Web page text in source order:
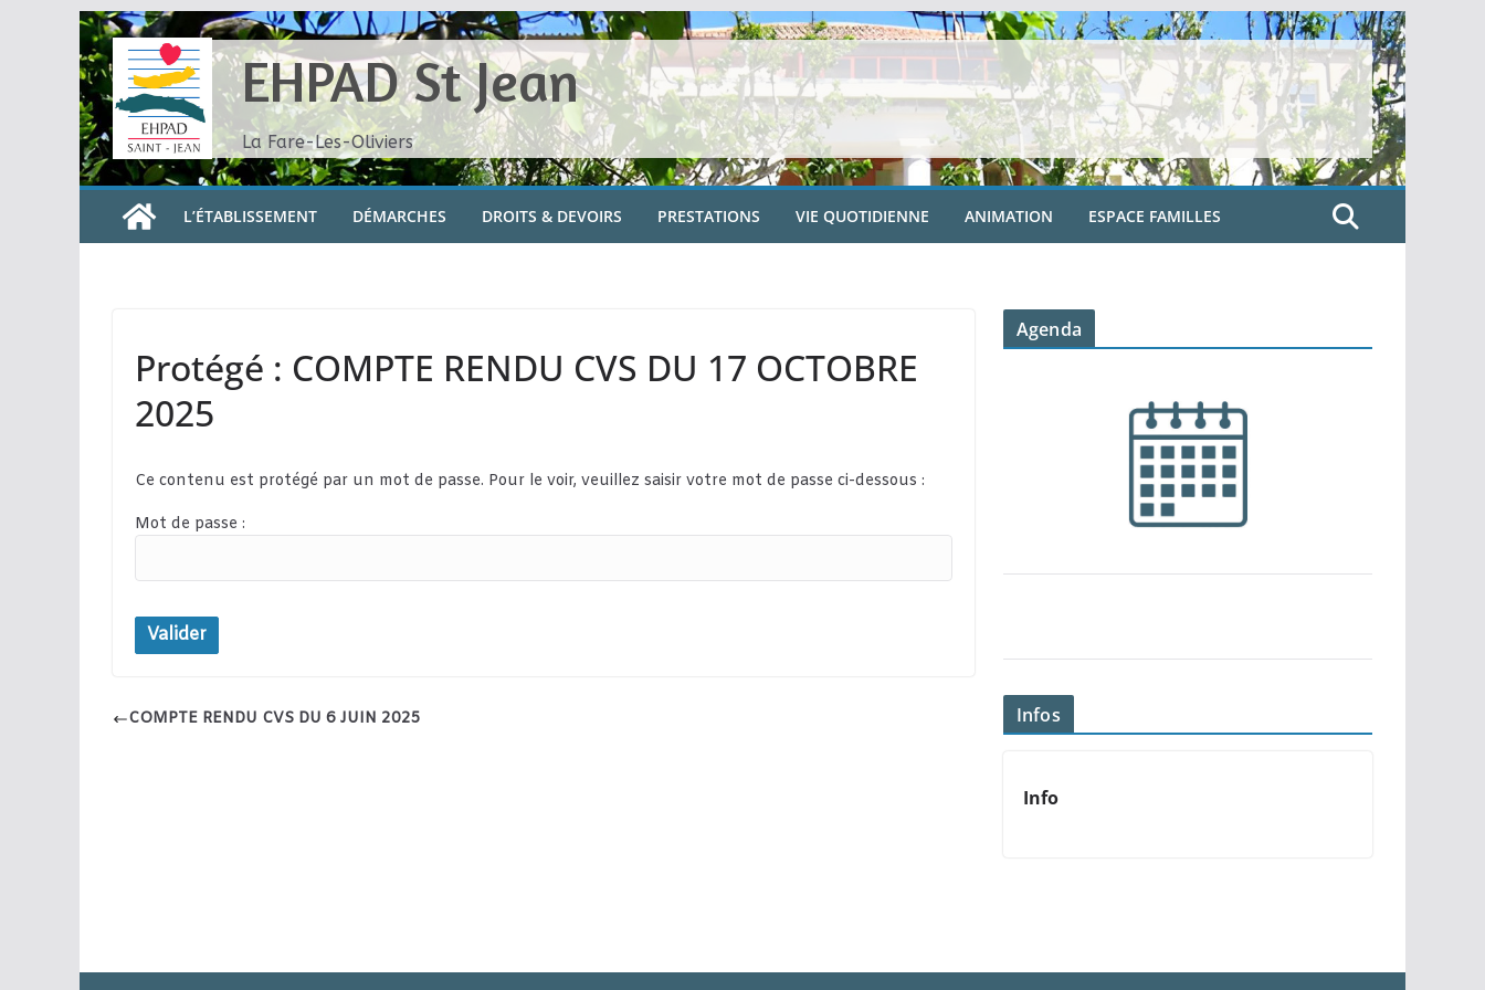
Skip
to
content
EHPAD St Jean
La Fare-Les-Oliviers
L’ÉTABLISSEMENT DÉMARCHES DROITS & DEVOIRS PRESTATIONS VIE QUOTIDIENNE ANIMATION ESPACE FAMILLES
Protégé : COMPTE RENDU CVS DU 17 OCTOBRE
2025
Ce contenu est protégé par un mot de passe. Pour le voir, veuillez saisir votre mot de passe ci-dessous :
Mot de passe :
COMPTE RENDU CVS DU 6 JUIN 2025
Agenda
Infos
Info